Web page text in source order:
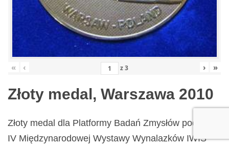
« ‹ z3 › »
Złoty medal, Warszawa 2010
Złoty medal dla Platformy Badań Zmysłów podczas
IV Międzynarodowej Wystawy Wynalazków IWIS